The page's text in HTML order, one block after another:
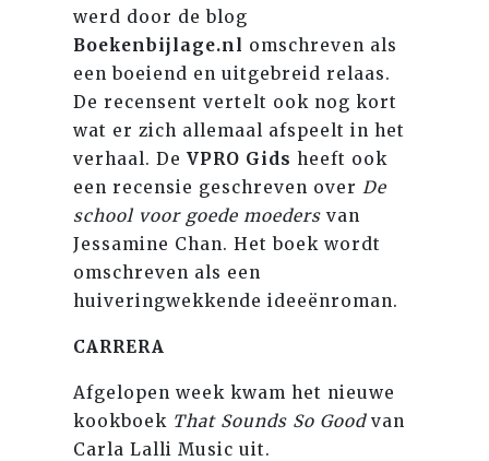
werd door de blog
Boekenbijlage.nl omschreven als
een boeiend en uitgebreid relaas.
De recensent vertelt ook nog kort
wat er zich allemaal afspeelt in het
verhaal. DeVPRO Gids heeft ook
een recensie geschreven over De
school voor goede moeders van
Jessamine Chan. Het boek wordt
omschreven als een
huiveringwekkende ideeënroman.
CARRERA
Afgelopen week kwam het nieuwe
kookboek That Sounds So Goodvan
Carla Lalli Music uit.